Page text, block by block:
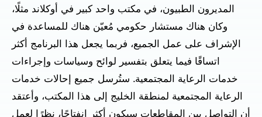
المديرون الطبيون، في مكتب واحد كبير في أوكلاند مثلًا،
وكان هناك مستشار حكومي مُعيّن هناك للمساعدة في
الإشراف على عمل الجميع، فربما يجعل هذا البرنامج أكثر
اتساقًا فيما يتعلق بتفسير لوائح وسياسات وإجراءات
خدمات الرعاية المجتمعية. ستُرسل جميع إحالات خدمات
الرعاية المجتمعية لمنطقة الخليج إلى هذا المكتب، وأعتقد
أن التواصل بين المقاطعات سيكون أكثر انفتاحًا، نظرًا لعمل